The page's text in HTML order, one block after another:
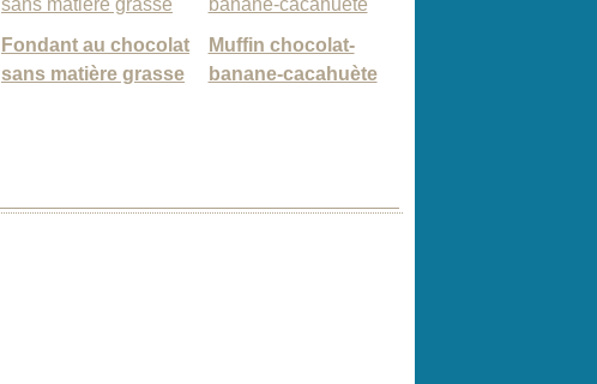
Fondant au chocolat
sans matière grasse
Muffin chocolat-
banane-cacahuète